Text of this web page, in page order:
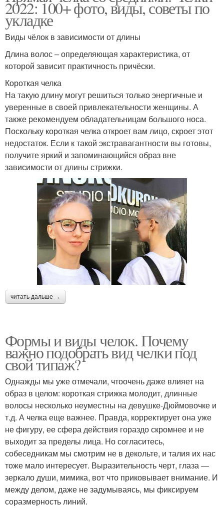
2022: 100+ фото, виды, советы по
укладке
Виды чёлок в зависимости от длины
Длина волос – определяющая характеристика, от
которой зависит практичность причёски.
Короткая челка
На такую длину могут решиться только энергичные и
уверенные в своей привлекательности женщины. А
также рекомендуем обладательницам большого носа.
Поскольку короткая челка откроет вам лицо, скроет этот
недостаток. Если к такой экстравагантности вы готовы,
получите яркий и запоминающийся образ вне
зависимости от длины стрижки.
читать дальше →
Формы и виды челок. Почему
важно подобрать вид челки под
свой типаж?
Однажды мы уже отмечали, чтоочень даже влияет на
образ в целом: короткая стрижка молодит, длинные
волосы несколько неуместны на девушке-Дюймовочке и
т.д. А челка еще важнее. Правда, корректирует она уже
не фигуру, ее сфера действия гораздо скромнее и не
выходит за пределы лица. Но согласитесь,
собеседникам мы смотрим не в декольте, и талия их нас
тоже мало интересует. Выразительность черт, глаза —
зеркало души, мимика, вот что приковывает внимание. И
между делом, даже не задумываясь, мы фиксируем
соразмерность линий.